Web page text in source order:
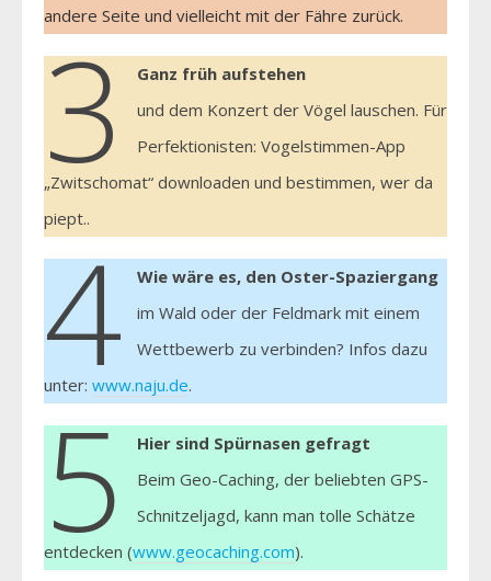
andere Seite und vielleicht mit der Fähre zurück.
3
Ganz früh aufstehen
und dem Konzert der Vögel lauschen. Für
Perfektionisten: Vogelstimmen-App
„Zwitschomat“ downloaden und bestimmen, wer da
piept..
4
Wie wäre es, den Oster-Spaziergang
im Wald oder der Feldmark mit einem
Wettbewerb zu verbinden? Infos dazu
unter: www.naju.de.
5
Hier sind Spürnasen gefragt
Beim Geo-Caching, der beliebten GPS-
Schnitzeljagd, kann man tolle Schätze
entdecken (www.geocaching.com).